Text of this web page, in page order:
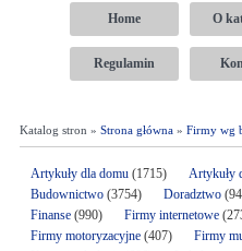
Home O
Regulamin
Katalog stron » Strona główna» Firmy wg
Artykuły dla domu(1715) Artykuły
Budownictwo(3754) Doradztwo
Finanse(990) Firmy internetowe
Firmy motoryzacyjne(407) Firmy